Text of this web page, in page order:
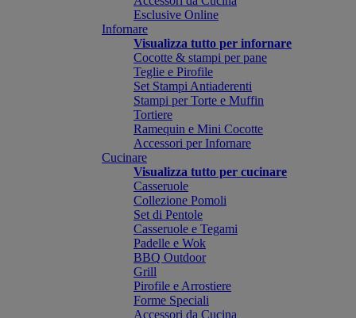
Esclusive Online
Infornare
Visualizza tutto per infornare
Cocotte & stampi per pane
Teglie e Pirofile
Set Stampi Antiaderenti
Stampi per Torte e Muffin
Tortiere
Ramequin e Mini Cocotte
Accessori per Infornare
Cucinare
Visualizza tutto per cucinare
Casseruole
Collezione Pomoli
Set di Pentole
Casseruole e Tegami
Padelle e Wok
BBQ Outdoor
Grill
Pirofile e Arrostiere
Forme Speciali
Accessori da Cucina